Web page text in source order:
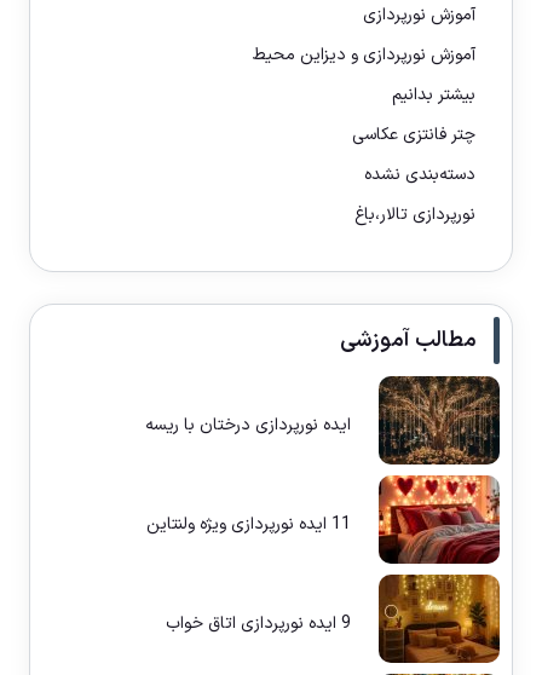
آموزش نورپردازی
آموزش نورپردازی و دیزاین محیط
بیشتر بدانیم
چتر فانتزی عکاسی
دسته‌بندی نشده
نورپردازی تالار،باغ
مطالب آموزشی
ایده نورپردازی درختان با ریسه
11 ایده نورپردازی ویژه ولنتاین
9 ایده نورپردازی اتاق خواب